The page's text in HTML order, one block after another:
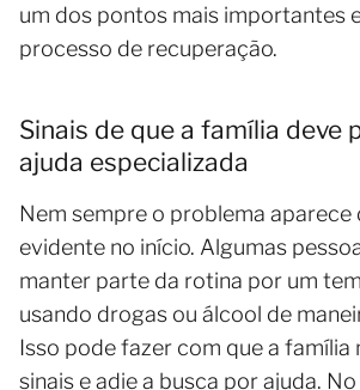
um dos pontos mais importantes
processo de recuperação.
Sinais de que a família deve
ajuda especializada
Nem sempre o problema aparece
evidente no início. Algumas
manter parte da rotina por um
usando drogas ou álcool de
Isso pode fazer com que a família
sinais e adie a busca por ajuda.